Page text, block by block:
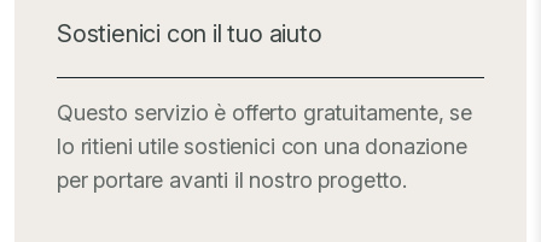
Sostienici con il tuo aiuto
Questo servizio è offerto gratuitamente, se
lo ritieni utile sostienici con una donazione
per portare avanti il nostro progetto.